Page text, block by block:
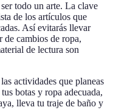
todo un arte. La clave
de los artículos que
Así evitarás llevar
de cambios de ropa,
de lectura son
actividades que planeas
botas y ropa adecuada,
lleva tu traje de baño y